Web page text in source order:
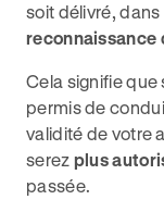
soit délivré, dans
reconnaissance
Cela signifie que
permis de
validité de votre
serez plus
passée.